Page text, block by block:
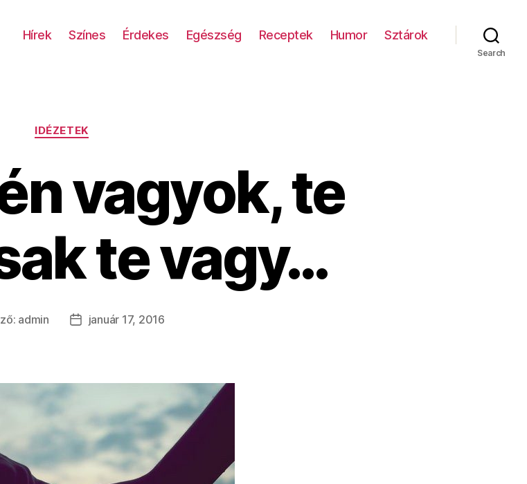
Hírek Színes Érdekes Egészség Receptek Humor Sztárok
Search
Kategóriák
IDÉZETEK
vagyok, te
te vagy…
admin
Bejegyzés
január 17, 2016